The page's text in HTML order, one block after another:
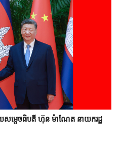
ម្តេចធិបតី ហ៊ុន ម៉ាណែត នាយករដ្ឋ